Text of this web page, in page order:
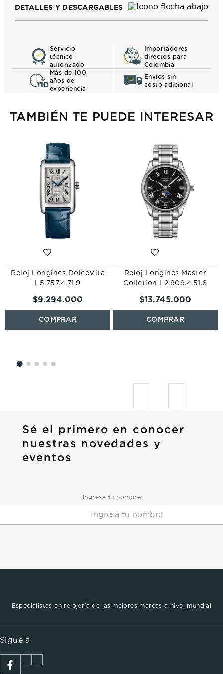
DETALLES Y DESCARGABLES
Servicio
técnico
autorizado
Importadores
directos para
Colombia
Más de 100
años de
experiencia
Envíos sin
costo adicional
TAMBIÉN TE PUEDE INTERESAR
Reloj Longines DolceVita
L5.757.4.71.9
$9.294.000
Reloj Longines Master
Colletion L2.909.4.51.6
$13.745.000
Sé el primero en conocer
nuestras novedades y
eventos
Ingresa tu nombre
Especialistas en relojería de las mejores marcas a nivel mundial
Sigue a